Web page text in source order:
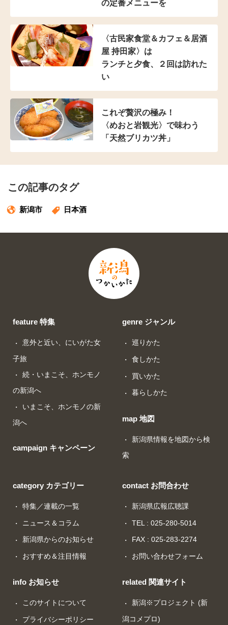
の定番メニューを
〈古民家食堂＆カフェ ＆居酒
屋 持田家〉は
ランチと夕食、２回は訪れた
い
これぞ贅沢の極み！
〈めおと岩観光〉で味わう
「天然ブリカツ丼」
この記事のタグ
新潟市 日本酒
feature 特集
意外と近い、にいがた女
子旅
続・いまこそ、ホンモノ
の新潟へ
いまこそ、ホンモノの新
潟へ
campaign キャンペーン
genre ジャンル
巡りかた
食しかた
買いかた
暮らしかた
map 地図
新潟県情報を地図から検
索
category カテゴリー
特集／連載の一覧
ニュース＆コラム
新潟県からのお知らせ
おすすめ＆注目情報
info お知らせ
このサイトについて
プライバシーポリシー
contact お問合わせ
新潟県広報広聴課
TEL : 025-280-5014
FAX : 025-283-2274
お問い合わせフォーム
related 関連サイト
新潟※プロジェクト (新
潟コメプロ)